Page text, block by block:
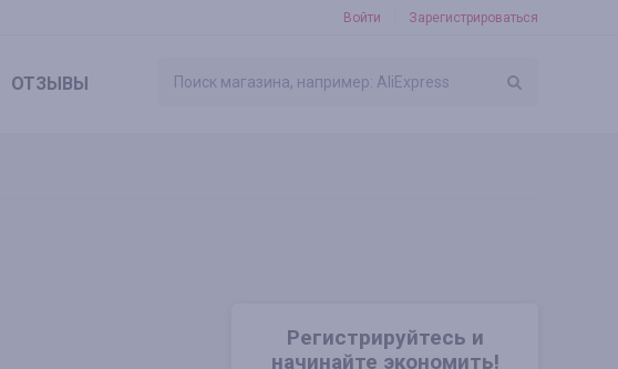
Войти Зарегистрироваться
ОТЗЫВЫ
Регистрируйтесь и
начинайте экономить!